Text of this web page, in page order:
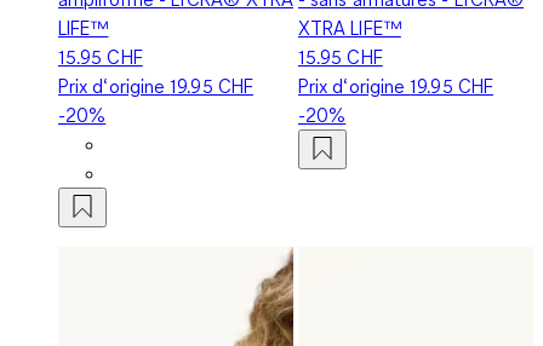
LIFE™
15.95 CHF
Prix d‘origine19.95 CHF
-20%
XTRA LIFE™
15.95 CHF
Prix d‘origine19.95 CHF
-20%